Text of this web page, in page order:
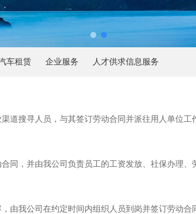
车租赁 企业服务 人才供求信息服务
道搜寻人员，与其签订劳动合同并派往用人单位工
同，并由我公司负责员工的工资发放、社保办理、
由我公司在约定时间内组织人员到岗并签订劳动合